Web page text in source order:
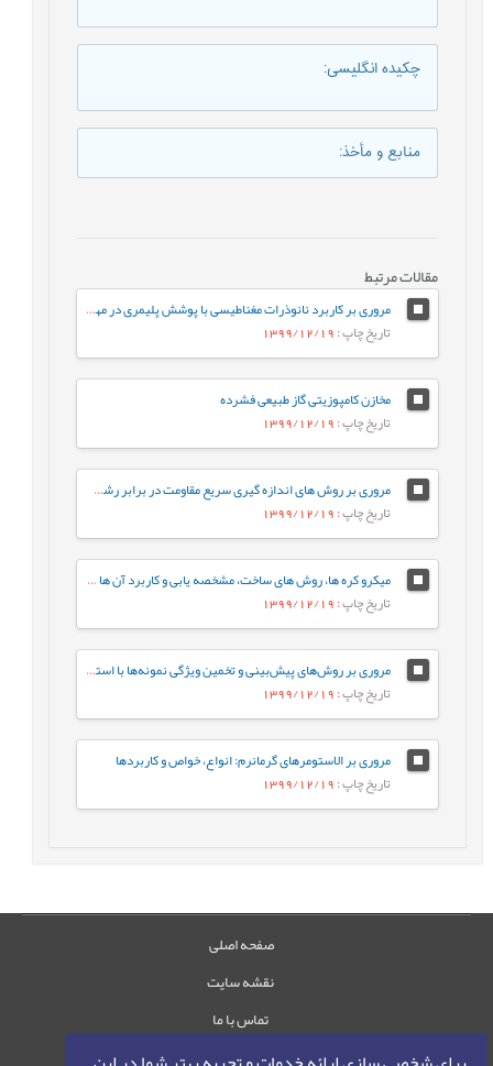
چکیده انگلیسی:
منابع و مأخذ:
مقالات مرتبط
مروری بر کاربرد نانوذرات مغناطیسی با پوشش پلیمری در مهندسی بافت
تاریخ چاپ: 1399/12/19
مخازن کامپوزیتی گاز طبیعی فشرده
تاریخ چاپ: 1399/12/19
مروری بر روش های اندازه گیری سریع مقاومت در برابر رشد آهسته ترک پلی اتیلن سنگین
تاریخ چاپ: 1399/12/19
میکرو کره ها، روش های ساخت، مشخصه يابی و کاربرد آن ها در دارورسانی
تاریخ چاپ: 1399/12/19
مروری بر روش‌های پیش‌بینی و تخمین ویژگی نمونه‌ها با استفاده از روش‌های تجزیه‌ای و الگوریتم‌های یادگیری ماشین
تاریخ چاپ: 1399/12/19
مروری بر الاستومرهای گرمانرم: انواع، خواص و کاربردها
تاریخ چاپ: 1399/12/19
صفحه اصلی
نقشه سایت
تماس با ما